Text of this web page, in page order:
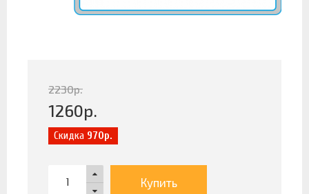
2230р.
1260р.
Скидка 970р.
Купить